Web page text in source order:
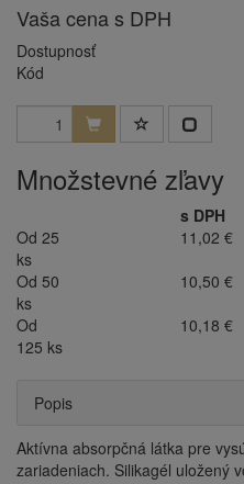
Vaša cena s DPH
Dostupnosť
Kód
Množstevné zľavy
s DPH
Od 25
ks
11,02 €
Od 50
ks
10,50 €
Od
125 ks
10,18 €
Popis
Aktívna absorpčná látka pre
zariadeniach. Silikagél uložený